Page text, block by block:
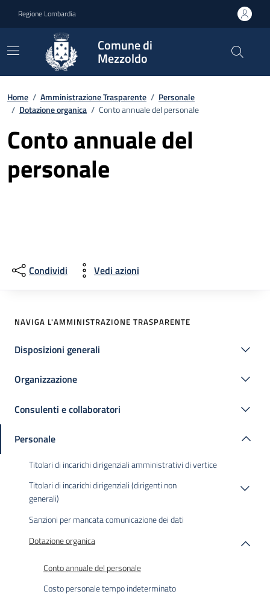
Regione Lombardia
Comune di
Mezzoldo
Home / Amministrazione Trasparente / Personale
/ Dotazione organica / Conto annuale del personale
Conto annuale del
personale
Condividi Vedi azioni
NAVIGA L'AMMINISTRAZIONE TRASPARENTE
Disposizioni generali
Organizzazione
Consulenti e collaboratori
Personale
Titolari di incarichi dirigenziali amministrativi di vertice
Titolari di incarichi dirigenziali (dirigenti non
generali)
Sanzioni per mancata comunicazione dei dati
Dotazione organica
Conto annuale del personale
Costo personale tempo indeterminato